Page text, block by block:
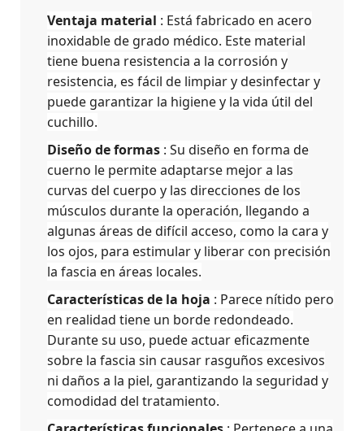
Ventaja material : Está fabricado en acero
inoxidable de grado médico. Este material
tiene buena resistencia a la corrosión y
resistencia, es fácil de limpiar y desinfectar y
puede garantizar la higiene y la vida útil del
cuchillo.
Diseño de formas : Su diseño en forma de
cuerno le permite adaptarse mejor a las
curvas del cuerpo y las direcciones de los
músculos durante la operación, llegando a
algunas áreas de difícil acceso, como la cara y
los ojos, para estimular y liberar con precisión
la fascia en áreas locales.
Características de la hoja : Parece nítido pero
en realidad tiene un borde redondeado.
Durante su uso, puede actuar eficazmente
sobre la fascia sin causar rasguños excesivos
ni daños a la piel, garantizando la seguridad y
comodidad del tratamiento.